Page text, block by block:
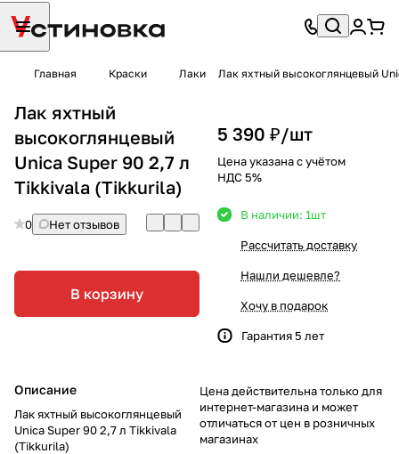
Главная Краски Лаки Лак яхтный высокоглянцевый
Лак яхтный
высокоглянцевый
Unica Super 90 2,7 л
Tikkivala (Tikkurila)
0 Нет отзывов
В корзину
Описание
Лак яхтный высокоглянцевый
Unica Super 90 2,7 л Tikkivala
(Tikkurila)
5 390 ₽/шт
Цена указана с учётом
НДС 5%
В наличии: 1шт
Рассчитать доставку
Нашли дешевле?
Хочу в подарок
Гарантия 5 лет
Цена действительна только для
интернет-магазина и может
отличаться от цен в розничных
магазинах